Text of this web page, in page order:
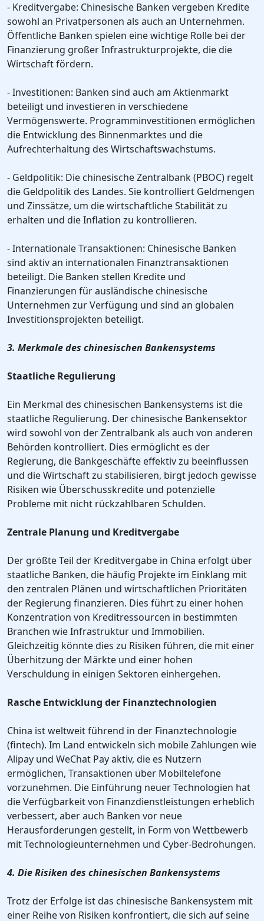
- Kreditvergabe: Chinesische Banken vergeben Kredite
sowohl an Privatpersonen als auch an Unternehmen.
Öffentliche Banken spielen eine wichtige Rolle bei der
Finanzierung großer Infrastrukturprojekte, die die
Wirtschaft fördern.
- Investitionen: Banken sind auch am Aktienmarkt
beteiligt und investieren in verschiedene
Vermögenswerte. Programminvestitionen ermöglichen
die Entwicklung des Binnenmarktes und die
Aufrechterhaltung des Wirtschaftswachstums.
- Geldpolitik: Die chinesische Zentralbank (PBOC) regelt
die Geldpolitik des Landes. Sie kontrolliert Geldmengen
und Zinssätze, um die wirtschaftliche Stabilität zu
erhalten und die Inflation zu kontrollieren.
- Internationale Transaktionen: Chinesische Banken
sind aktiv an internationalen Finanztransaktionen
beteiligt. Die Banken stellen Kredite und
Finanzierungen für ausländische chinesische
Unternehmen zur Verfügung und sind an globalen
Investitionsprojekten beteiligt.
3. Merkmale des chinesischen Bankensystems
Staatliche Regulierung
Ein Merkmal des chinesischen Bankensystems ist die
staatliche Regulierung. Der chinesische Bankensektor
wird sowohl von der Zentralbank als auch von anderen
Behörden kontrolliert. Dies ermöglicht es der
Regierung, die Bankgeschäfte effektiv zu beeinflussen
und die Wirtschaft zu stabilisieren, birgt jedoch gewisse
Risiken wie Überschusskredite und potenzielle
Probleme mit nicht rückzahlbaren Schulden.
Zentrale Planung und Kreditvergabe
Der größte Teil der Kreditvergabe in China erfolgt über
staatliche Banken, die häufig Projekte im Einklang mit
den zentralen Plänen und wirtschaftlichen Prioritäten
der Regierung finanzieren. Dies führt zu einer hohen
Konzentration von Kreditressourcen in bestimmten
Branchen wie Infrastruktur und Immobilien.
Gleichzeitig könnte dies zu Risiken führen, die mit einer
Überhitzung der Märkte und einer hohen
Verschuldung in einigen Sektoren einhergehen.
Rasche Entwicklung der Finanztechnologien
China ist weltweit führend in der Finanztechnologie
(fintech). Im Land entwickeln sich mobile Zahlungen wie
Alipay und WeChat Pay aktiv, die es Nutzern
ermöglichen, Transaktionen über Mobiltelefone
vorzunehmen. Die Einführung neuer Technologien hat
die Verfügbarkeit von Finanzdienstleistungen erheblich
verbessert, aber auch Banken vor neue
Herausforderungen gestellt, in Form von Wettbewerb
mit Technologieunternehmen und Cyber-Bedrohungen.
4. Die Risiken des chinesischen Bankensystems
Trotz der Erfolge ist das chinesische Bankensystem mit
einer Reihe von Risiken konfrontiert, die sich auf seine